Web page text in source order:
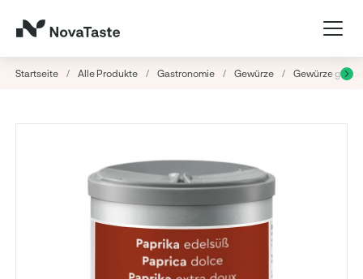
Startseite / Alle Produkte / Gastronomie / Gewürze / Gewürze